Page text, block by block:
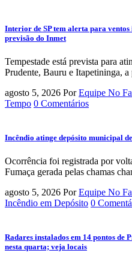
Interior de SP tem alerta para
previsão do Inmet
Tempestade está prevista para
Prudente, Bauru e Itapetininga, a
agosto 5, 2026 Por Equipe No
Tempo 0 Comentários
Incêndio atinge depósito municipal
Ocorrência foi registrada por
Fumaça gerada pelas chamas
agosto 5, 2026 Por Equipe No
Incêndio em Depósito 0
Radares instalados em 14 pontos de
nesta quarta; veja locais